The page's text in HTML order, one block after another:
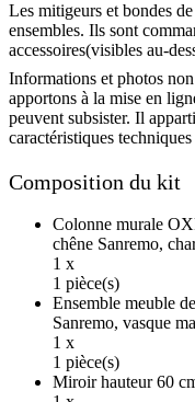
Les mitigeurs et bondes
ensembles. Ils sont
accessoires(visibles au-
Informations et photos
apportons à la mise en
peuvent subsister. Il
caractéristiques
Composition du kit
Colonne murale
chêne Sanremo,
1 x
1 pièce(s)
Ensemble meuble
Sanremo, vasque
1 x
1 pièce(s)
Miroir hauteur 60